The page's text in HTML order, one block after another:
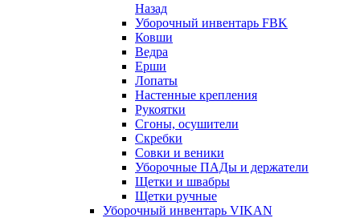
Назад
Уборочный инвентарь FBK
Ковши
Ведра
Ерши
Лопаты
Настенные крепления
Рукоятки
Сгоны, осушители
Скребки
Совки и веники
Уборочные ПАДы и держатели
Щетки и швабры
Щетки ручные
Уборочный инвентарь VIKAN